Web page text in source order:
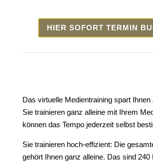
HIER SOFORT TERMIN
Das virtuelle Medientraining spart Ihnen
Sie trainieren ganz alleine mit Ihrem
können das Tempo jederzeit selbst
Sie trainieren hoch-effizient: Die
gehört Ihnen ganz alleine. Das sind 240